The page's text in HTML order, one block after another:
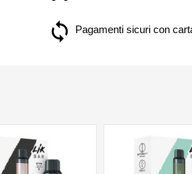
Pagamenti sicuri con
NON DISPONIBILE